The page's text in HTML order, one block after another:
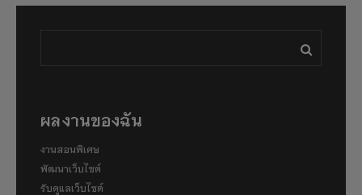
ผลงานของฉัน
งานสอนพิเศษ
พัฒนาเว็บไซต์
รับดูแลเว็บไซต์